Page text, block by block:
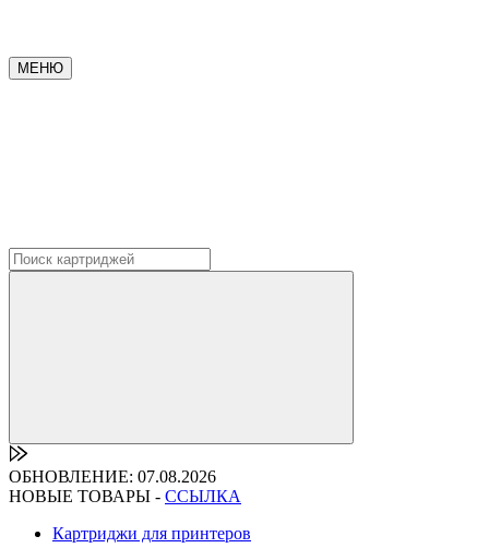
МЕНЮ
ОБНОВЛЕНИЕ: 07.08.2026
НОВЫЕ ТОВАРЫ - ССЫЛКА
Картриджи для принтеров